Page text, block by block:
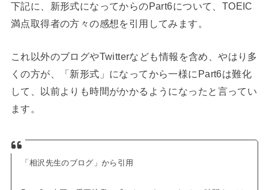
下記に、新形式になってからのPart6について、TOEIC
満点取得者の方々の感想を引用してみます。
これ以外のブログやTwitterなども情報を含め、やはり多
くの方が、「新形式」になってから一様にPart6は難化
して、以前よりも時間がかかるようになったと言ってい
ます。
「相沢先生のブログ」から引用